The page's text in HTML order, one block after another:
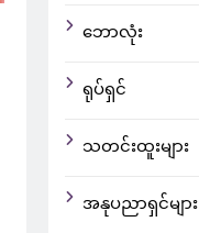
ဘောလုံး
ရုပ်ရှင်
သတင်းထူးများ
အနုပညာရှင်များ